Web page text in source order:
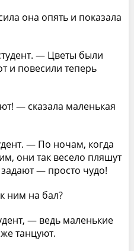
она опять и показала
— Цветы были
и повесили теперь
— сказала маленькая
— По ночам, когда
они так весело пляшут
— просто чудо!
ним на бал?
— ведь маленькие
танцуют.